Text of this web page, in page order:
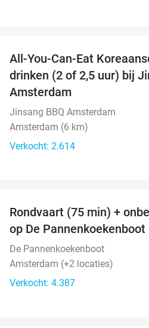
All-You-Can-Eat
drinken (2 of 2,5 uur) bij
Amsterdam
Jinsang BBQ Amsterdam
Amsterdam (6 km)
Verkocht: 2.614
Rondvaart (75 min) +
op De Pannenkoekenboot
De Pannenkoekenboot
Amsterdam (+2 locaties)
Verkocht: 4.387